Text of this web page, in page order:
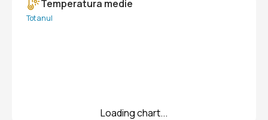
Temperatura medie
Tot anul
Loading chart...